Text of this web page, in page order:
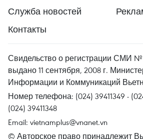
Служба новостей
Контакты
Свидельство о регистрации СМИ №
выдано 11 сентября, 2008 г.
Информации и Коммуникаций
Номер телефона: (024) 39411349 -
(024) 39411348
Email: vietnamplus@vnanet.vn
© Авторское право принадлежит